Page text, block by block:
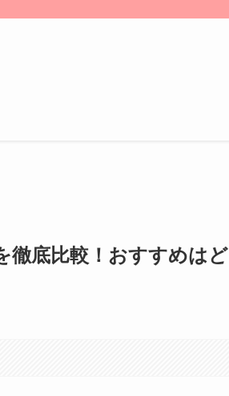
徹底比較！おすすめはど